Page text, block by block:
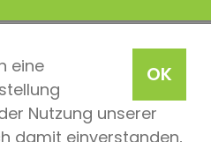
OK
eine
Nutzung unserer
damit einverstanden,